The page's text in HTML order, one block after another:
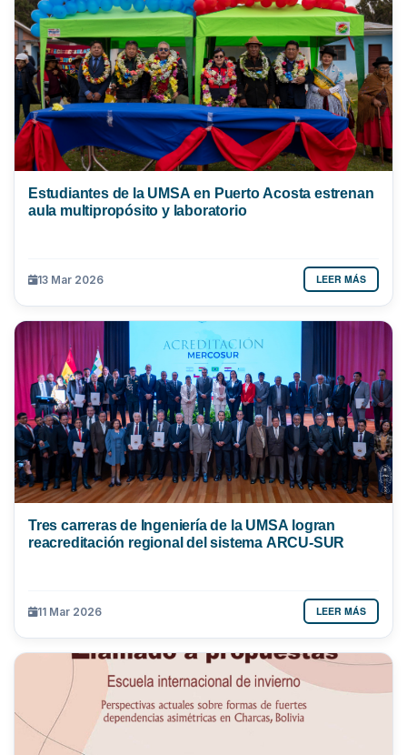
Estudiantes de la UMSA en Puerto Acosta estrenan
aula multipropósito y laboratorio
13 Mar 2026 LEER MÁS
Tres carreras de Ingeniería de la UMSA logran
reacreditación regional del sistema ARCU-SUR
11 Mar 2026 LEER MÁS